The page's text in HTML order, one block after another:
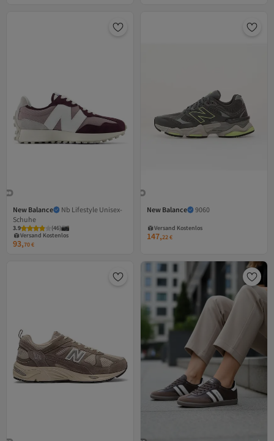
New Balance
Nb Lifestyle Unisex-
Schuhe
3.9 (46)
Versand Kostenlos
Gratis Versand
Versand Kostenlos
93,70€
New Balance 9060
Versand Kostenlos
Versand Kostenlos
147,22€